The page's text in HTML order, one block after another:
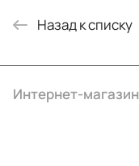
Назад к списку
Интернет-магазин